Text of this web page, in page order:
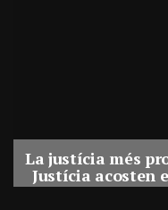
La justícia més
Justícia acosten
conflictes als